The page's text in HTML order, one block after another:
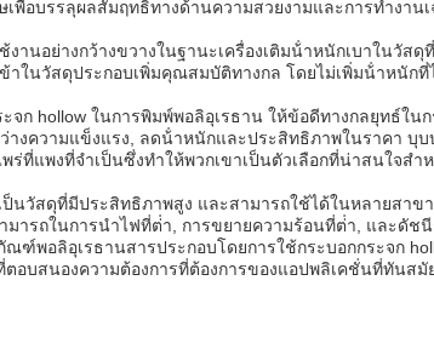
เพื่อบรรลุผลสัมฤทธิ์ทางด้านความสวยงามและการทํางา
งานอย่างกว้างขวางในฐานะเครื่องเติมน้ําหนักเบาในวัส
ในวัสดุประกอบเพิ่มคุณสมบัติทางกล โดยไม่เพิ่มน้ําหนักที่
จก hollow ในการพิมพ์พอลิอุเรธาน ให้ข้อดีทางกลยุทธ์ใ
างความแข็งแรง, ลดน้ําหนักและประสิทธิภาพในราคา บุ
ที่แพงที่จําเป็นซึ่งทําให้พวกเขาเป็นตัวเลือกที่น่าสนใจสํ
ป็นวัสดุที่มีประสิทธิภาพสูง และสามารถใช้ได้ในหลายสา
มารถในการนําไฟที่ต่ํา, การขยายความร้อนที่ต่ํา, และดั
ฑ์พอลิอุเรธานสารประกอบโดยการใช้กระบอกกระจก
ตอบสนองความต้องการที่ต้องการของแอปพลิเคชั่นที่ทันสมั